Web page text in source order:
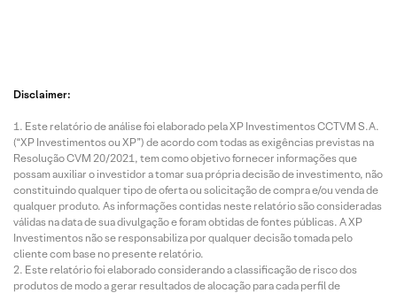
Disclaimer:
Este relatório de análise foi elaborado pela XP Investimentos CCTVM S.A.
(“XP Investimentos ou XP”) de acordo com todas as exigências previstas na
Resolução CVM 20/2021, tem como objetivo fornecer informações que
possam auxiliar o investidor a tomar sua própria decisão de investimento, não
constituindo qualquer tipo de oferta ou solicitação de compra e/ou venda de
qualquer produto. As informações contidas neste relatório são consideradas
válidas na data de sua divulgação e foram obtidas de fontes públicas. A XP
Investimentos não se responsabiliza por qualquer decisão tomada pelo
cliente com base no presente relatório.
Este relatório foi elaborado considerando a classificação de risco dos
produtos de modo a gerar resultados de alocação para cada perfil de